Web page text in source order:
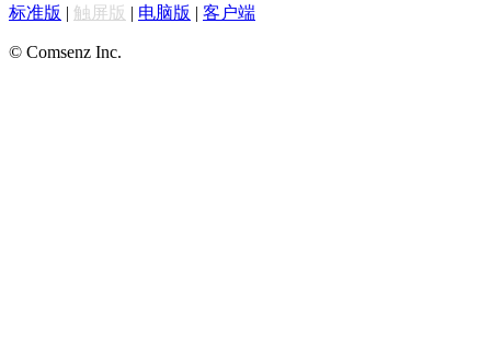
标准版 | 触屏版 | 电脑版 | 客户端
© Comsenz Inc.